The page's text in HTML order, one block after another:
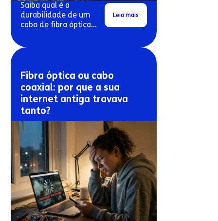
Saiba qual é a
durabilidade de um
cabo de fibra óptica
chuva.
Leia mais
Fibra óptica ou cabo
coaxial: por que a sua
internet antiga travava
tanto?